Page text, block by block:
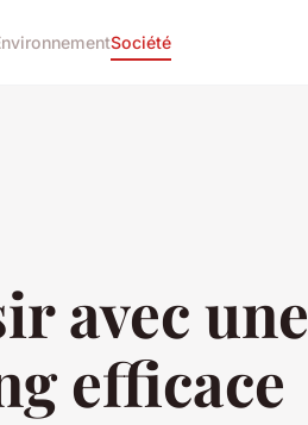
Société
avec une
efficace